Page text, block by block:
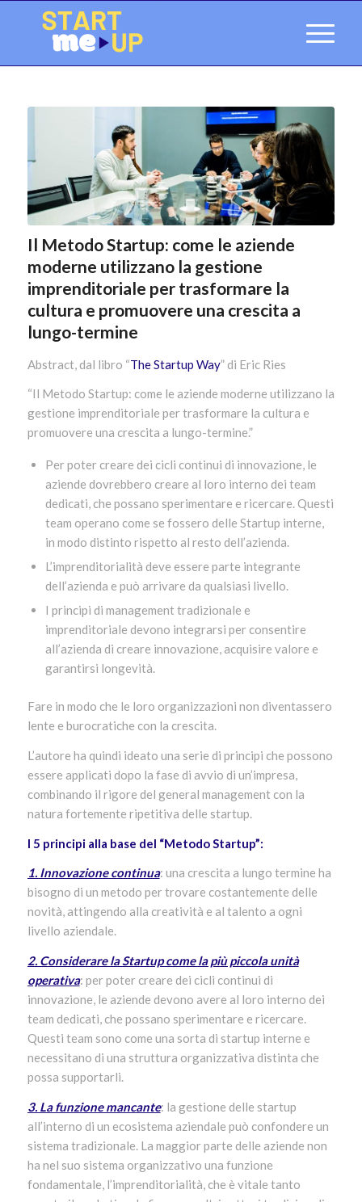
Il Metodo Startup: come le aziende
moderne utilizzano la gestione
imprenditoriale per trasformare la
cultura e promuovere una crescita a
lungo-termine
Abstract, dal libro “The Startup Way” di Eric Ries
“Il Metodo Startup: come le aziende moderne utilizzano la
gestione imprenditoriale per trasformare la cultura e
promuovere una crescita a lungo-termine.”
Per poter creare dei cicli continui di innovazione, le
aziende dovrebbero creare al loro interno dei team
dedicati, che possano sperimentare e ricercare. Questi
team operano come se fossero delle Startup interne,
in modo distinto rispetto al resto dell’azienda.
L’imprenditorialità deve essere parte integrante
dell’azienda e può arrivare da qualsiasi livello.
I principi di management tradizionale e
imprenditoriale devono integrarsi per consentire
all’azienda di creare innovazione, acquisire valore e
garantirsi longevità.
Fare in modo che le loro organizzazioni non diventassero
lente e burocratiche con la crescita.
L’autore ha quindi ideato una serie di principi che possono
essere applicati dopo la fase di avvio di un’impresa,
combinando il rigore del general management con la
natura fortemente ripetitiva delle startup.
I 5 principi alla base del “Metodo Startup”:
1. Innovazione continua: una crescita a lungo termine ha
bisogno di un metodo per trovare costantemente delle
novità, attingendo alla creatività e al talento a ogni
livello aziendale.
2. Considerare la Startup come la più piccola unità
operativa: per poter creare dei cicli continui di
innovazione, le aziende devono avere al loro interno dei
team dedicati, che possano sperimentare e ricercare.
Questi team sono come una sorta di startup interne e
necessitano di una struttura organizzativa distinta che
possa supportarli.
3. La funzione mancante: la gestione delle startup
all’interno di un ecosistema aziendale può confondere un
sistema tradizionale. La maggior parte delle aziende non
ha nel suo sistema organizzativo una funzione
fondamentale, l’imprenditorialità, che è vitale tanto